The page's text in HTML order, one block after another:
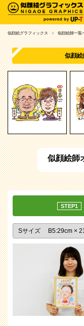
似顔絵グラフィックス 似顔絵師一覧
似顔
似顔絵師
STEP1